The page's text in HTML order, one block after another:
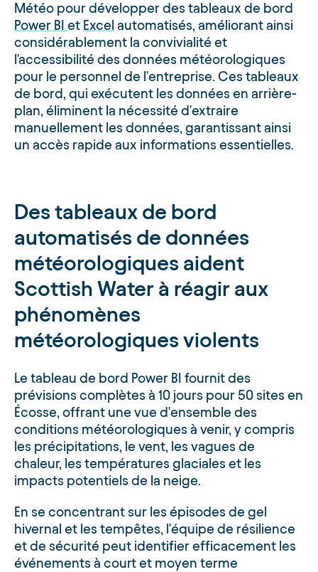
Météo pour développer des tableaux de bord
Power BI et Excel automatisés, améliorant ainsi
considérablement la convivialité et
l'accessibilité des données météorologiques
pour le personnel de l'entreprise. Ces tableaux
de bord, qui exécutent les données en arrière-
plan, éliminent la nécessité d'extraire
manuellement les données, garantissant ainsi
un accès rapide aux informations essentielles.
Des tableaux de bord
automatisés de données
météorologiques aident
Scottish Water à réagir aux
phénomènes
météorologiques violents
Le tableau de bord Power BI fournit des
prévisions complètes à 10 jours pour 50 sites en
Écosse, offrant une vue d'ensemble des
conditions météorologiques à venir, y compris
les précipitations, le vent, les vagues de
chaleur, les températures glaciales et les
impacts potentiels de la neige.
En se concentrant sur les épisodes de gel
hivernal et les tempêtes, l'équipe de résilience
et de sécurité peut identifier efficacement les
événements à court et moyen terme